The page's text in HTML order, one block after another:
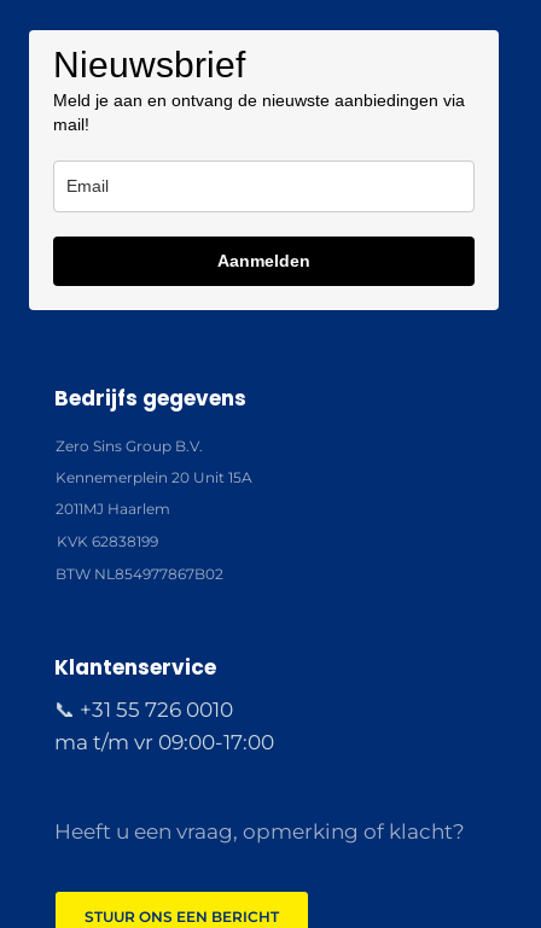
Nieuwsbrief
Meld je aan en ontvang de nieuwste aanbiedingen via
mail!
Aanmelden
Bedrijfs gegevens
Zero Sins Group B.V.
Kennemerplein 20 Unit 15A
2011MJ Haarlem
KVK 62838199
BTW NL854977867B02
Klantenservice
📞 +31 55 726 0010
ma t/m vr 09:00-17:00
Heeft u een vraag, opmerking of klacht?
STUUR ONS EEN BERICHT